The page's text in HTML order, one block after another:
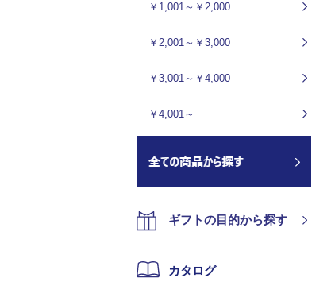
￥1,001～￥2,000
￥2,001～￥3,000
￥3,001～￥4,000
￥4,001～
ギフトの目的から探す
カタログ